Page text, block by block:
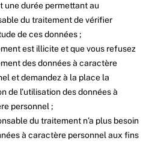
une durée permettant au
du traitement de vérifier
de ces données ;
est illicite et que vous refusez
des données à caractère
et demandez à la place la
de l’utilisation des données à
personnel ;
du traitement n’a plus besoin
à caractère personnel aux fins